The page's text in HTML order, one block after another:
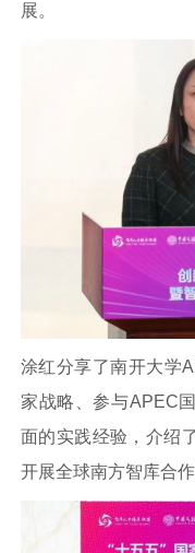
展。
涂红分享了南开大学
家战略、参与APEC
面的实践经验，介绍
开展全球南方智库合